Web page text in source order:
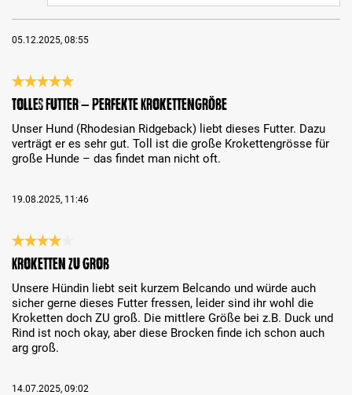
05.12.2025, 08:55
Évaluation avec une note de 5 sur 5 étoiles
tolles Futter – perfekte Krokettengröße
Unser Hund (Rhodesian Ridgeback) liebt dieses Futter. Dazu
verträgt er es sehr gut. Toll ist die große Krokettengrösse für
große Hunde – das findet man nicht oft.
19.08.2025, 11:46
Évaluation avec une note de 4 sur 5 étoiles
Kroketten zu groß
Unsere Hündin liebt seit kurzem Belcando und würde auch
sicher gerne dieses Futter fressen, leider sind ihr wohl die
Kroketten doch ZU groß. Die mittlere Größe bei z.B. Duck und
Rind ist noch okay, aber diese Brocken finde ich schon auch
arg groß.
14.07.2025, 09:02